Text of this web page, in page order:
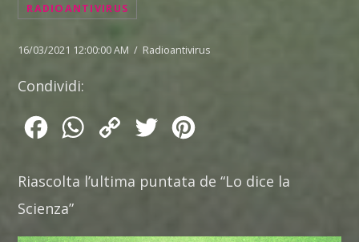
RADIOANTIVIRUS
16/03/2021 12:00:00 AM / Radioantivirus
Condividi:
FacebookWhatsApp
Copy
Twitter
Riascolta l’ultima puntata de “Lo dice la
Scienza”